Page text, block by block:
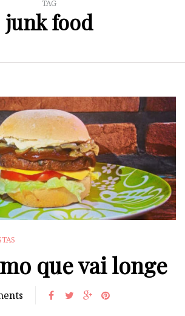
TAG
junk food
que vai longe